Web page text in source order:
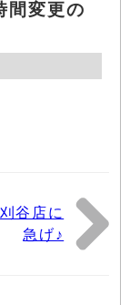
間変更の
谷店に
急げ♪